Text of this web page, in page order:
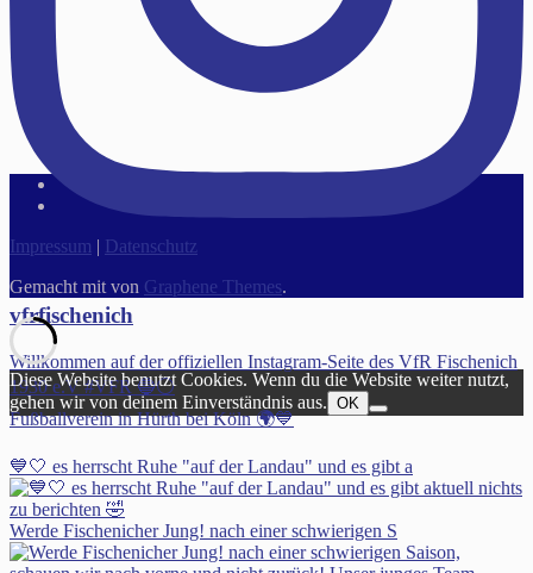
vfrfischenich
Willkommen auf der offiziellen Instagram-Seite des VfR Fischenich
1930 e.V #VFR 🔵⚪️
Fußballverein in Hürth bei Köln 🌍💙
💙🤍 es herrscht Ruhe "auf der Landau" und es gibt a
Werde Fischenicher Jung! nach einer schwierigen S
Impressum | Datenschutz
Gemacht mit von Graphene Themes.
Diese Website benutzt Cookies. Wenn du die Website weiter nutzt,
gehen wir von deinem Einverständnis aus. OK